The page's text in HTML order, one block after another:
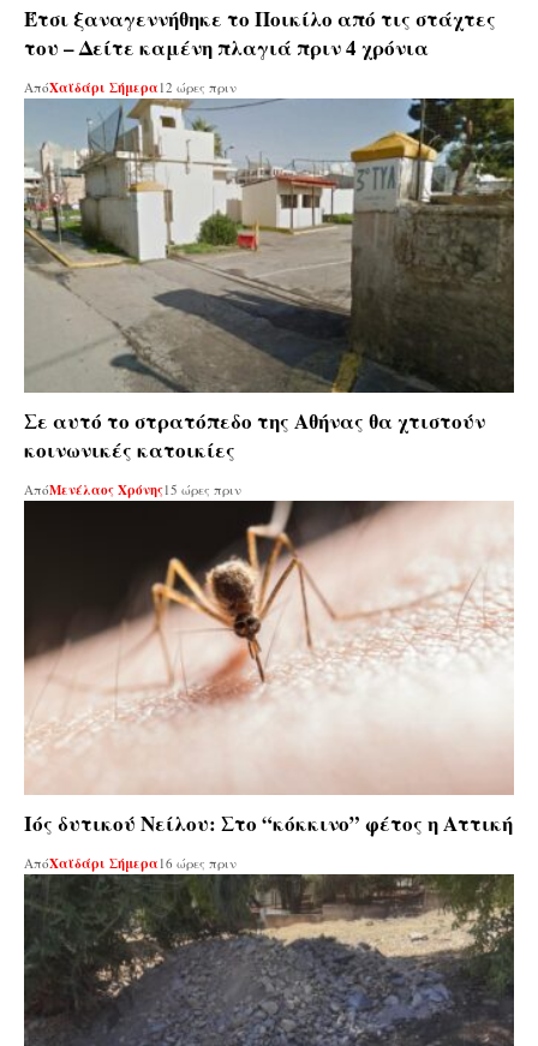
Έτσι ξαναγεννήθηκε το Ποικίλο από τις στάχτες
του – Δείτε καμένη πλαγιά πριν 4 χρόνια
ΑπόΧαϊδάρι Σήμερα 12 ώρες πριν
Σε αυτό το στρατόπεδο της Αθήνας θα χτιστούν
κοινωνικές κατοικίες
ΑπόΜενέλαος Χρόνης15 ώρες πριν
Ιός δυτικού Νείλου: Στο “κόκκινο” φέτος η Αττική
ΑπόΧαϊδάρι Σήμερα 16 ώρες πριν